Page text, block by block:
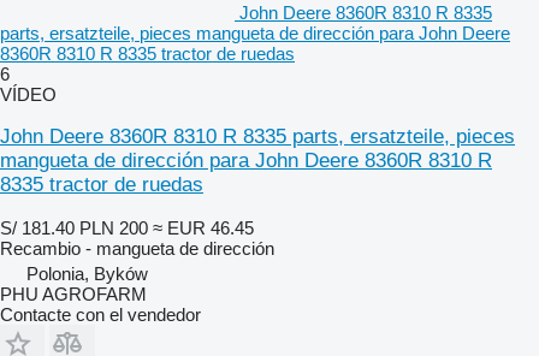
John Deere 8360R 8310 R 8335
parts, ersatzteile, pieces mangueta de dirección para John Deere
8360R 8310 R 8335 tractor de ruedas
6
VÍDEO
John Deere 8360R 8310 R 8335 parts, ersatzteile, pieces
mangueta de dirección para John Deere 8360R 8310 R
8335 tractor de ruedas
S/ 181.40 PLN 200 ≈ EUR 46.45
Recambio - mangueta de dirección
Polonia, Byków
PHU AGROFARM
Contacte con el vendedor